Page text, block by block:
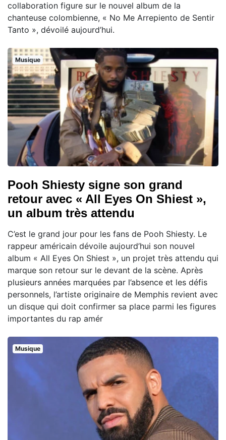
collaboration figure sur le nouvel album de la
chanteuse colombienne, « No Me Arrepiento de Sentir
Tanto », dévoilé aujourd’hui.
Musique
Pooh Shiesty signe son grand
retour avec « All Eyes On Shiest »,
un album très attendu
C’est le grand jour pour les fans de Pooh Shiesty. Le
rappeur américain dévoile aujourd’hui son nouvel
album « All Eyes On Shiest », un projet très attendu qui
marque son retour sur le devant de la scène. Après
plusieurs années marquées par l’absence et les défis
personnels, l’artiste originaire de Memphis revient avec
un disque qui doit confirmer sa place parmi les figures
importantes du rap amér
Musique